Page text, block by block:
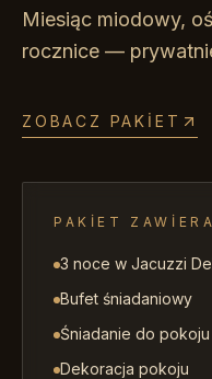
Miesiąc miodowy,
rocznice —
ZOBACZ PAKIET
PAKIET ZAWIERA
3 noce w Jacuzzi
Bufet śniadaniowy
Śniadanie do pokoju
Dekoracja pokoju